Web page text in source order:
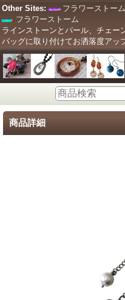
Other Sites:
フラワーストーム
フラワーストーム
ラインストーンとパール、チェ
バッグに取り付けてお洒落度アッ
商品詳細